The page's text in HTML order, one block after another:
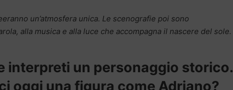
un’atmosfera unica. Le scenografie poi sono
alla musica e alla luce che accompagna il nascere del sole.
interpreti un personaggio storico.
oggi una figura come Adriano?